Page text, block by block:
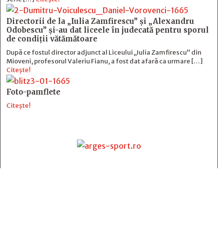
Directorii de la „Iulia Zamfirescu” și „Alexandru
Odobescu” și-au dat liceele în judecată pentru sporul
de condiții vătămătoare
După ce fostul director adjunct al Liceului „Iulia Zamfirescu” din
Mioveni, profesorul Valeriu Fianu, a fost dat afară ca urmare […]
Citește!
Foto-pamflete
Citește!